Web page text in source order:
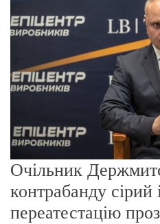
Очільник
контрабанду сірий
переатестацію